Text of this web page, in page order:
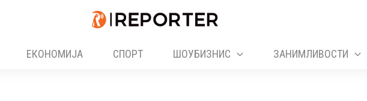
ЕКОНОМИЈА СПОРТ ШОУБИЗНИС ЗАНИМЛИВОСТИ